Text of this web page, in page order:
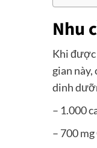
Nhu
Khi được
gian
dinh
– 1.000
– 700